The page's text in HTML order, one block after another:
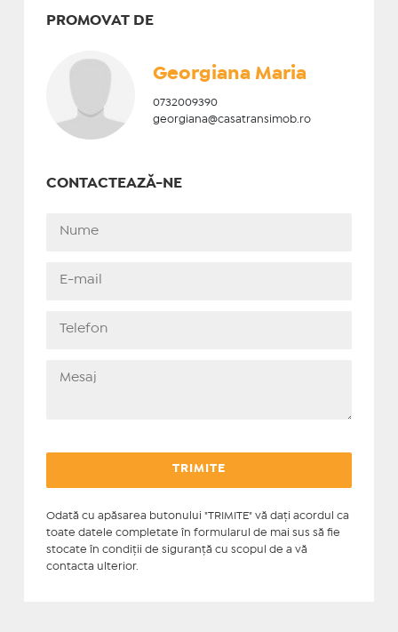
PROMOVAT DE
Georgiana Maria
0732009390
georgiana@casatransimob.ro
CONTACTEAZĂ-NE
Odată cu apăsarea butonului "TRIMITE" vă daţi acordul ca
toate datele completate în formularul de mai sus să fie
stocate în condiţii de siguranţă cu scopul de a vă
contacta ulterior.